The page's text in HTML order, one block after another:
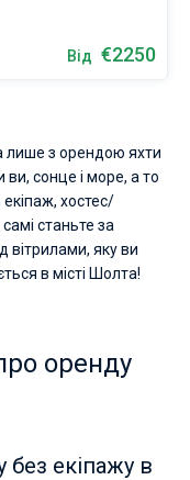
Від €2250
лише з орендою яхти
ви, сонце і море, а то
хостес/
станьте за
вітрилами, яку ви
в місті Шолта!
оренду
без екіпажу в